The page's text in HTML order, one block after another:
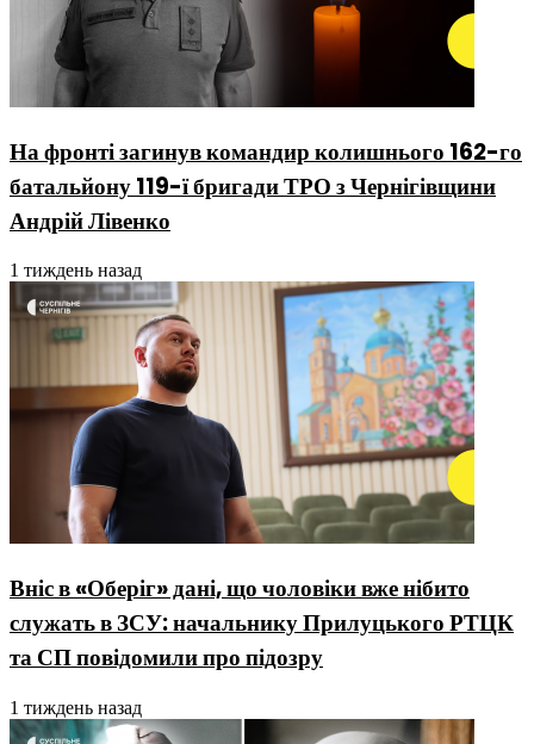
На фронті загинув командир колишнього 162-го
батальйону 119-ї бригади ТРО з Чернігівщини
Андрій Лівенко
1 тиждень назад
Вніс в «Оберіг» дані, що чоловіки вже нібито
служать в ЗСУ: начальнику Прилуцького РТЦК
та СП повідомили про підозру
1 тиждень назад